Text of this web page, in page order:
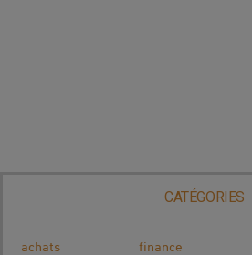
CATÉGORIES
achats
finance